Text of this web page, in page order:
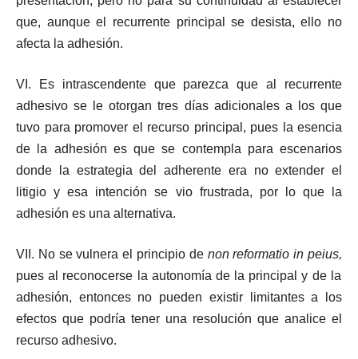
que, aunque el recurrente principal se desista, ello no
afecta la adhesión.
VI. Es intrascendente que parezca que al recurrente
adhesivo se le otorgan tres días adicionales a los que
tuvo para promover el recurso principal, pues la esencia
de la adhesión es que se contempla para escenarios
donde la estrategia del adherente era no extender el
litigio y esa intención se vio frustrada, por lo que la
adhesión es una alternativa.
VII. No se vulnera el principio de non reformatio in peius,
pues al reconocerse la autonomía de la principal y de la
adhesión, entonces no pueden existir limitantes a los
efectos que podría tener una resolución que analice el
recurso adhesivo.